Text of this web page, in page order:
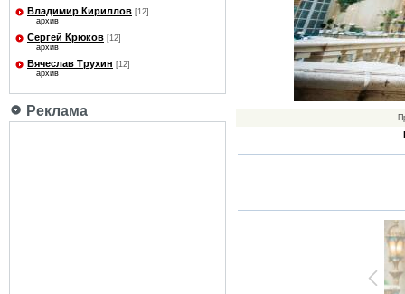
Владимир Кириллов [12]
архив
Сергей Крюков [12]
архив
Вячеслав Трухин [12]
архив
Реклама